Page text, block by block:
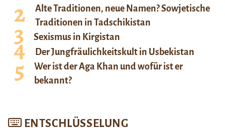
Alte Traditionen, neue Namen? Sowjetische
Traditionen in Tadschikistan
Sexismus in Kirgistan
Der Jungfräulichkeitskult in Usbekistan
Wer ist der Aga Khan und wofür ist er
bekannt?
ENTSCHLÜSSELUNG